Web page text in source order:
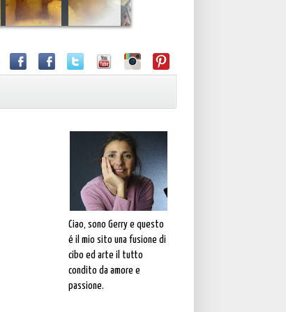
Ciao, sono Gerry e questo
é il mio sito una fusione di
cibo ed arte il tutto
condito da amore e
passione.